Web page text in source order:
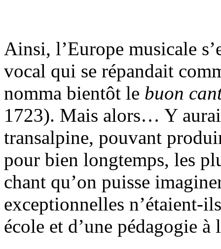
Ainsi, l’Europe musicale
vocal qui se répandait
nomma bientôt le buon
1723). Mais alors… Y
transalpine, pouvant
pour bien longtemps, les
chant qu’on puisse
exceptionnelles n’étaient-
école et d’une pédagogie